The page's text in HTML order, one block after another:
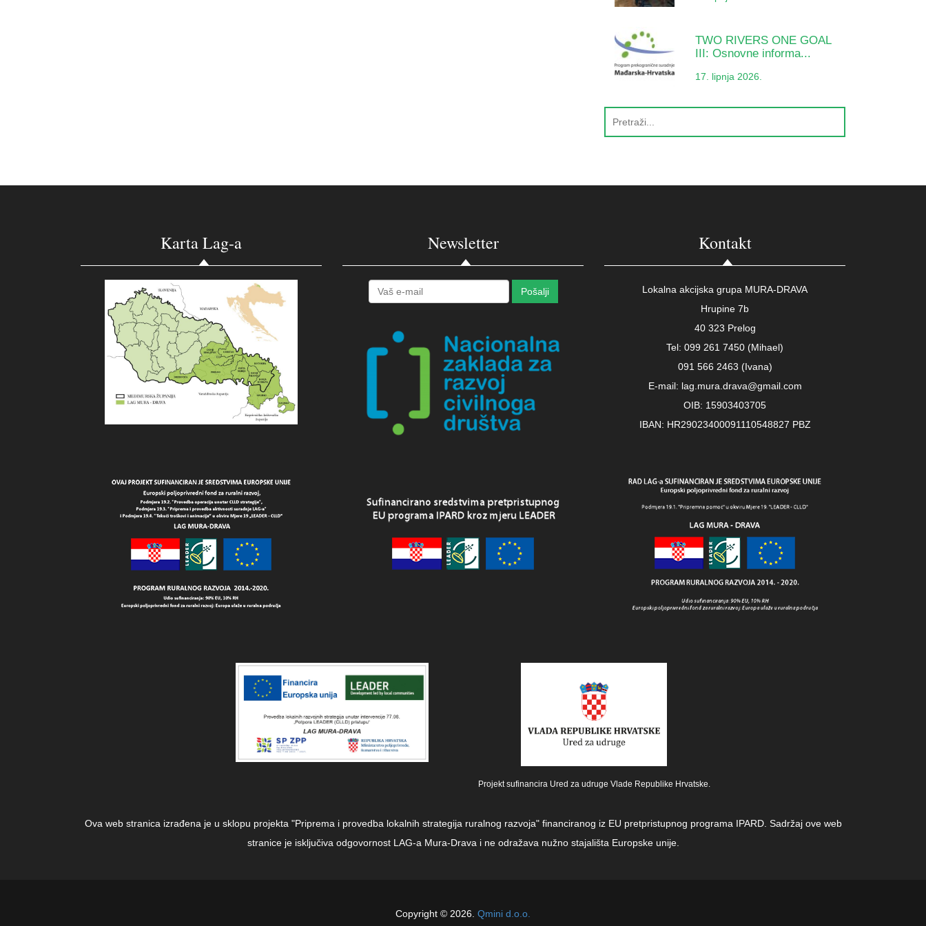
TWO RIVERS ONE GOAL
III: Osnovne informa...
17. lipnja 2026.
Karta Lag-a Newsletter Kontakt
Lokalna akcijska grupa MURA-DRAVA
Hrupine 7b
40 323 Prelog
Tel: 099 261 7450 (Mihael)
091 566 2463 (Ivana)
E-mail: lag.mura.drava@gmail.com
OIB: 15903403705
IBAN: HR29023400091110548827 PBZ
Projekt sufinancira Ured za udruge Vlade Republike Hrvatske.
Ova web stranica izrađena je u sklopu projekta "Priprema i provedba lokalnih strategija ruralnog razvoja" financiranog iz EU pretpristupnog programa IPARD. Sadržaj ove web
stranice je isključiva odgovornost LAG-a Mura-Drava i ne odražava nužno stajališta Europske unije.
Copyright © 2026. Qmini d.o.o.